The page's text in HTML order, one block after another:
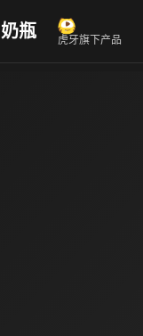
奶瓶 虎牙旗下产品